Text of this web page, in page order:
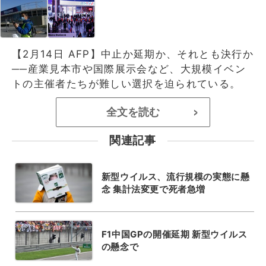
【2月14日 AFP】中止か延期か、それとも決行か
──産業見本市や国際展示会など、大規模イベン
トの主催者たちが難しい選択を迫られている。
全文を読む >
関連記事
新型ウイルス、流行規模の実態に懸
念 集計法変更で死者急増
F1中国GPの開催延期 新型ウイルス
の懸念で